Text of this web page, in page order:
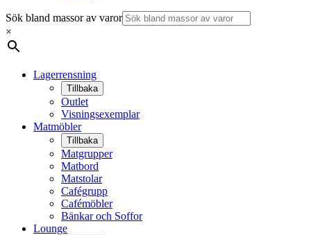
Sök bland massor av varor
×
Lagerrensning
Tillbaka
Outlet
Visningsexemplar
Matmöbler
Tillbaka
Matgrupper
Matbord
Matstolar
Cafégrupp
Cafémöbler
Bänkar och Soffor
Lounge